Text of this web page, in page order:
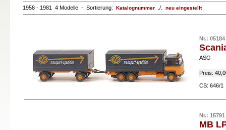
1958 - 1981 4 Modelle - Sortierung: Katalognummer ./. neu eingestellt
Nr.: 05184
ASG
Preis:
CS: 646/
Nr.: 15791
MB